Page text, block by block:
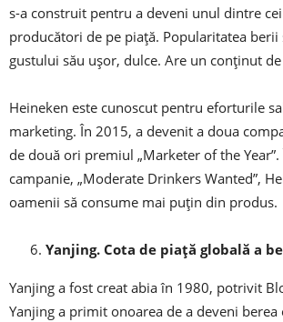
s-a construit pentru a deveni unul dintre
producători de pe piață. Popularitatea berii
gustului său ușor, dulce. Are un conținut
Heineken este cunoscut pentru eforturile
marketing. În 2015, a devenit a doua
de două ori premiul „Marketer of the
campanie, „Moderate Drinkers Wanted”,
oamenii să consume mai puțin din produs.
Yanjing. Cota de piață globală a
Yanjing a fost creat abia în 1980, potrivit
Yanjing a primit onoarea de a deveni berea